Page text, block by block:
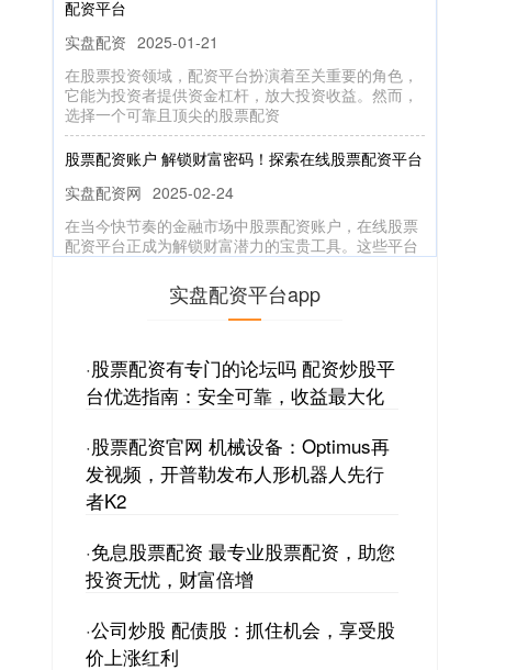
实盘配资
在股票投资领域，配资平台扮演着至关重要的角色，
它能为投资者提供资金杠杆，放大投资收益。然而，
选择一个可靠且顶尖的股票配资
股票配资账户 解锁财富密码！探索在线股票配资平台
实盘配资网 2025-02-24
在当今快节奏的金融市场中股票配资账户，在线股票
配资平台正成为解锁财富潜力的宝贵工具。这些平台
允许投资者通过借用资金来放大
正规配资炒股网 股票配资平台搭建：打造高效投资工
股票配资平台是为投资者提供杠杆资金的平台，它可
以放大投资者的资金规模，从而提高投资收益。搭建
一个高效的股票配资平台至关重
实盘配资平台app
·股票配资有专门的论坛吗 配资炒股平
台优选指南：安全可靠，收益最大化
·股票配资官网 机械设备：Optimus再
发视频，开普勒发布人形机器人先行
者K2
·免息股票配资 最专业股票配资，助您
投资无忧，财富倍增
·公司炒股 配债股：抓住机会，享受股
价上涨红利